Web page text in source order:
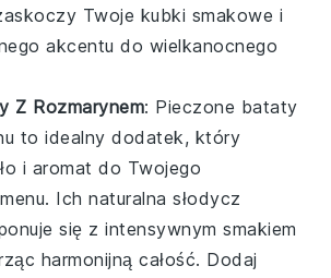
Twoje kubki smakowe i
akcentu do wielkanocnego
Z Rozmarynem: Pieczone bataty
to idealny dodatek, który
i aromat do Twojego
Ich naturalna słodycz
się z intensywnym smakiem
harmonijną całość. Dodaj